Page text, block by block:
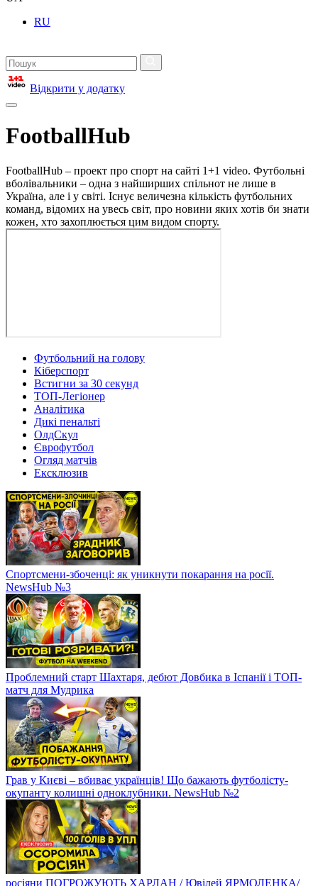
RU
Відкрити у додатку
FootballHub
FootballHub – проект про спорт на сайті 1+1 video. Футбольні
вболівальники – одна з найширших спільнот не лише в
Україна, але і у світі. Існує величезна кількість футбольних
команд, відомих на увесь світ, про новини яких хотів би знати
кожен, хто захоплюється цим видом спорту.
Футбольний на голову
Кіберспорт
Встигни за 30 секунд
ТОП-Легіонер
Аналітика
Дикі пенальті
ОлдСкул
Єврофутбол
Огляд матчів
Ексклюзив
Спортсмени-збоченці: як уникнути покарання на росії.
NewsHub №3
Проблемний старт Шахтаря, дебют Довбика в Іспанії і ТОП-
матч для Мудрика
Грав у Києві – вбиває українців! Що бажають футболісту-
окупанту колишні одноклубники. NewsHub №2
росіяни ПОГРОЖУЮТЬ ХАРЛАН / Ювілей ЯРМОЛЕНКА/